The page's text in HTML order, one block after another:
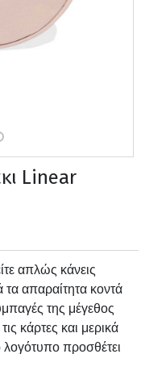
Linear
απλώς κάνεις
απαραίτητα κοντά
της μέγεθος
κάρτες και μερικά
λογότυπο προσθέτει